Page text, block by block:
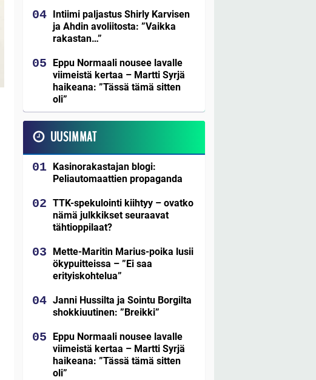
Intiimi paljastus Shirly Karvisen
ja Ahdin avoliitosta: ”Vaikka
rakastan…”
Eppu Normaali nousee lavalle
viimeistä kertaa – Martti Syrjä
haikeana: ”Tässä tämä sitten
oli”
UUSIMMAT
Kasinorakastajan blogi:
Peliautomaattien propaganda
TTK-spekulointi kiihtyy – ovatko
nämä julkkikset seuraavat
tähtioppilaat?
Mette-Maritin Marius-poika lusii
ökypuitteissa – ”Ei saa
erityiskohtelua”
Janni Hussilta ja Sointu Borgilta
shokkiuutinen: ”Breikki”
Eppu Normaali nousee lavalle
viimeistä kertaa – Martti Syrjä
haikeana: ”Tässä tämä sitten
oli”